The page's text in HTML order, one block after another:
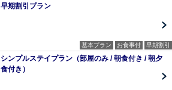
早期割引プラン
基本プラン お食事付 早期割引
シンプルステイプラン（部屋のみ / 朝食付き / 朝夕
食付き）